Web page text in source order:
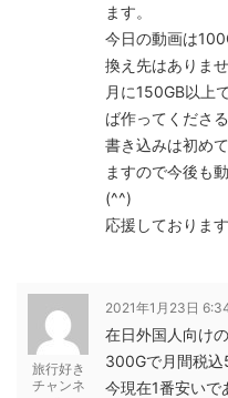
ます。
今日の動画は
換え先はありま
月に150GB以上
ば作ってくださ
書き込みは初め
ますので今後も
(^^)
応援しております
旅行好き
チャンネ
2021年1月23日
在日外国人向け
300Gで月間税
今現在1番安いで